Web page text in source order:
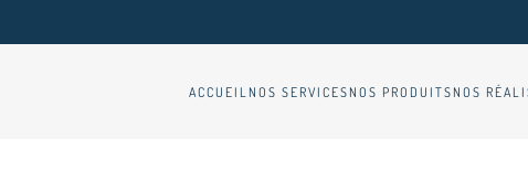
ACCUEIL NOS SERVICES NOS PRODUITS NOS